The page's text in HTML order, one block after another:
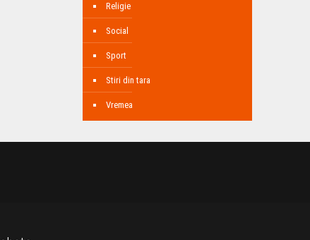
Religie
Social
Sport
Stiri din tara
Vremea